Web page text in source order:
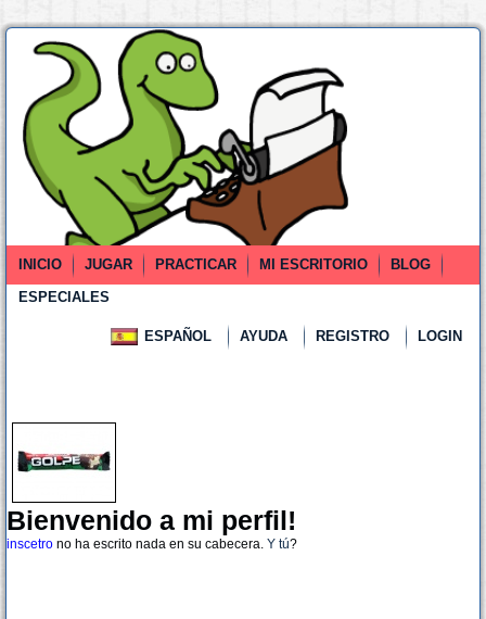
INICIO JUGAR PRACTICAR MI ESCRITORIO
BLOG
ESPECIALES
ESPAÑOL AYUDA REGISTRO LOGIN
Bienvenido a mi perfil!
inscetro no ha escrito nada en su cabecera. Y tú?